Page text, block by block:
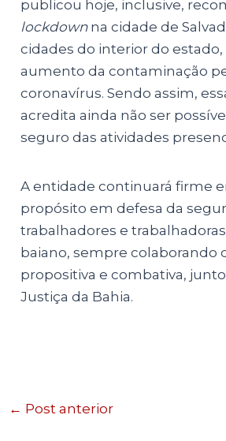
publicou hoje, inclusive,
lockdown na cidade de
cidades do interior do estado,
aumento da contaminação
coronavírus. Sendo assim,
acredita ainda não ser
seguro das atividades
A entidade continuará firme
propósito em defesa da
trabalhadores e
baiano, sempre colaborando
propositiva e combativa,
Justiça da Bahia.
← Post anterior